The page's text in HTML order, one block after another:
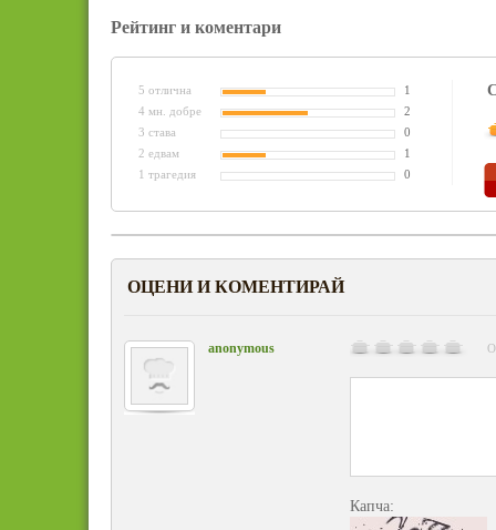
Рейтинг и коментари
5 отлична
1
4 мн. добре
2
3 става
0
2 едвам
1
1 трагедия
0
ОЦЕНИ И КОМЕНТИРАЙ
anonymous
Капча: